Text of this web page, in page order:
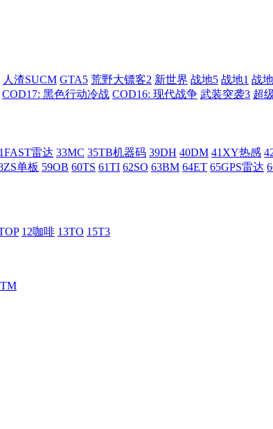
人渣SUCM GTA5 荒野大镖客2 新世界 战地5 战地1 战
COD17: 黑色行动冷战 COD16: 现代战争 武装突袭3 超
雷达 33MC 35TB机器码 39DH 40DM 41XY热感
单板 59OB 60TS 61TI 62SO 63BM 64ET 65GPS雷达
12咖啡 13TO 15T3